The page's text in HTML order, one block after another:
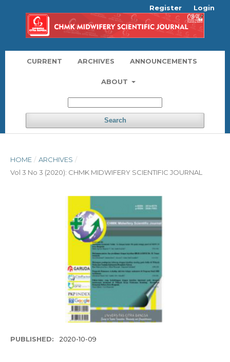
CURRENT ARCHIVES ANNOUNCEMENTS
ABOUT
Search
Register Login
HOME / ARCHIVES /
Vol 3 No 3 (2020): CHMK MIDWIFERY SCIENTIFIC JOURNAL
PUBLISHED: 2020-10-09